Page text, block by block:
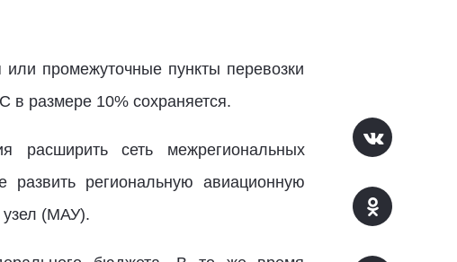
промежуточные пункты перевозки
в размере 10% сохраняется.
расширить сеть межрегиональных
региональную авиационную
узел (МАУ).